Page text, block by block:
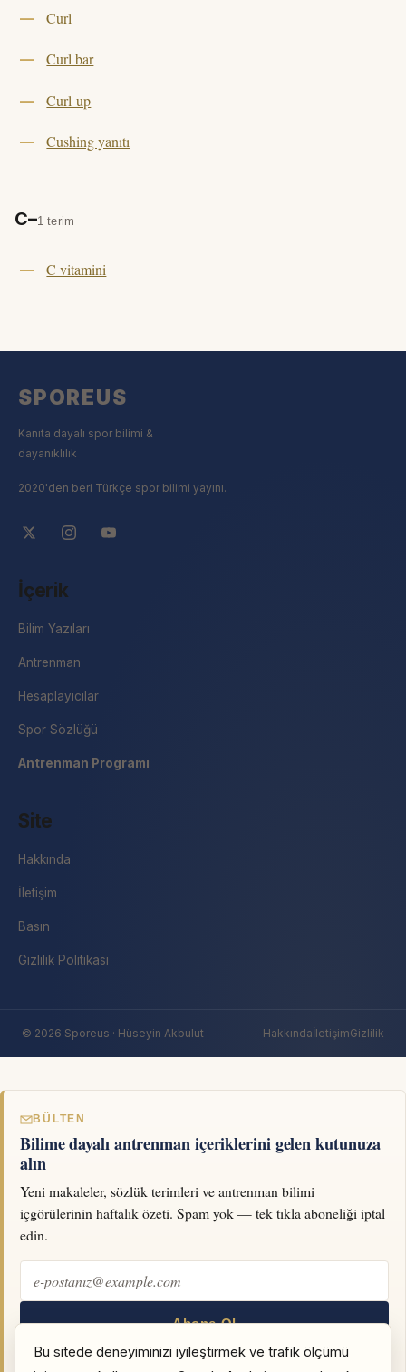
Curl
Curl bar
Curl-up
Cushing yanıtı
C–1 terim
C vitamini
SPOREUS
Kanıta dayalı spor bilimi &
dayanıklılık
2020'den beri Türkçe spor bilimi yayını.
İçerik
Bilim Yazıları
Antrenman
Hesaplayıcılar
Spor Sözlüğü
Antrenman Programı
Site
Hakkında
İletişim
Basın
Gizlilik Politikası
© 2026 Sporeus · Hüseyin Akbulut HakkındaİletişimGizlilik
Bu sitede deneyiminizi iyileştirmek ve trafik ölçümü
BÜLTEN
Bilime dayalı antrenman içeriklerini gelen kutunuza
alın
Yeni makaleler, sözlük terimleri ve antrenman bilimi
içgörülerinin haftalık özeti. Spam yok — tek tıkla aboneliği iptal
edin.
Abone Ol